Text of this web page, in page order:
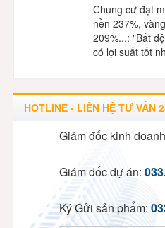
Chung cư đạt
nền 237%,
209%...: "Bất
có lợi suất tốt
HOTLINE - LIÊN HỆ TƯ VẤN
Giám đốc kinh
Giám đốc dự án:
Ký Gửi sản phẩm: